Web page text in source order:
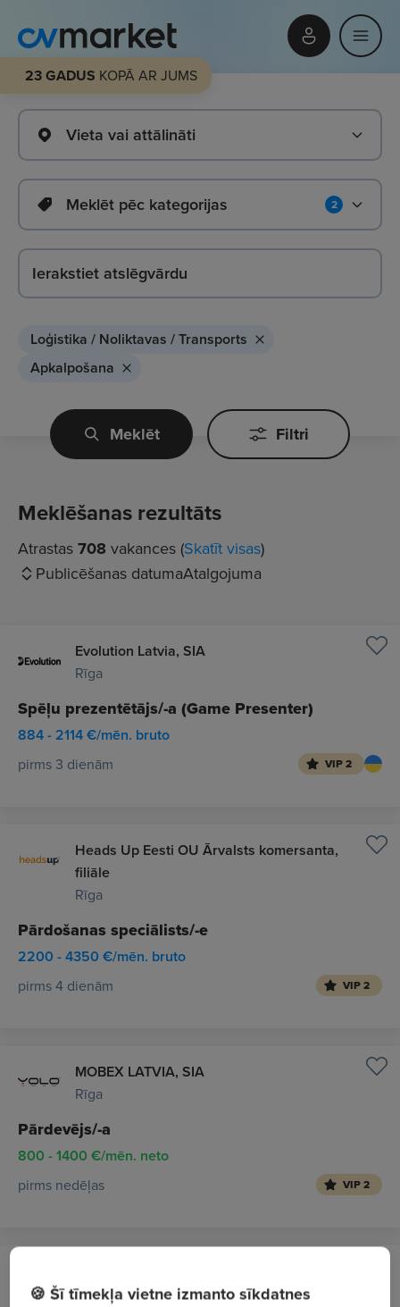
23 GADUS KOPĀ AR JUMS
Vieta vai attālināti
Meklēt pēc kategorijas 2
Loģistika / Noliktavas / Transports
Apkalpošana
Meklēt Filtri
Meklēšanas rezultāts
Atrastas 708 vakances (Skatīt visas)
Publicēšanas datumaAtalgojuma
Evolution Latvia, SIA
Rīga
Spēļu prezentētājs/-a (Game Presenter)
884 - 2114 €/mēn. bruto
pirms 3 dienām VIP 2
Heads Up Eesti OU Ārvalsts komersanta,
filiāle
Rīga
Pārdošanas speciālists/-e
2200 - 4350 €/mēn. bruto
pirms 4 dienām VIP 2
MOBEX LATVIA, SIA
Rīga
Pārdevējs/-a
800 - 1400 €/mēn. neto
pirms nedēļas VIP 2
Rīga
🍪 Šī tīmekļa vietne izmanto sīkdatnes